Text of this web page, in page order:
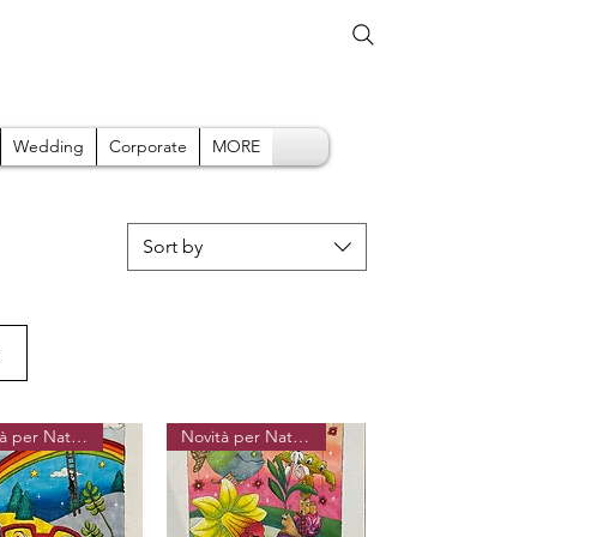
Wedding Corporate MORE
Sort by
Novità per Natale Novità per Natale